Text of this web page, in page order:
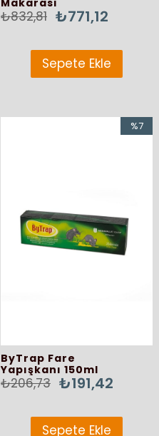
₺771,12
₺832,81
Sepete Ekle
ByTrap Fare
Yapışkanı 150ml
₺191,42
₺206,73
Sepete Ekle
%7